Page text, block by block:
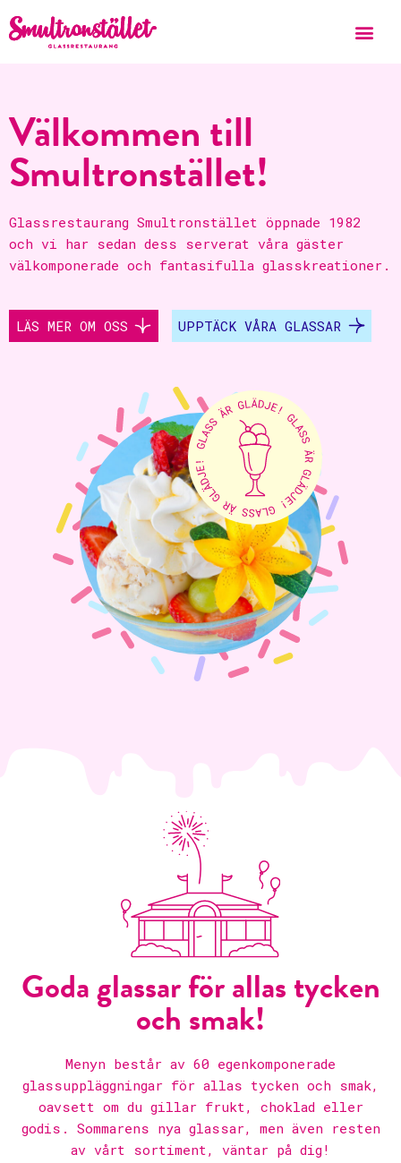
Välkommen till
Smultronstället!
Glassrestaurang Smultronstället öppnade 1982
och vi har sedan dess serverat våra gäster
välkomponerade och fantasifulla glasskreationer.
LÄS MER OM OSS UPPTÄCK VÅRA GLASSAR
Goda glassar för allas tycken
och smak!
Menyn består av 60 egenkomponerade
glassuppläggningar för allas tycken och smak,
oavsett om du gillar frukt, choklad eller
godis. Sommarens nya glassar, men även resten
av vårt sortiment, väntar på dig!